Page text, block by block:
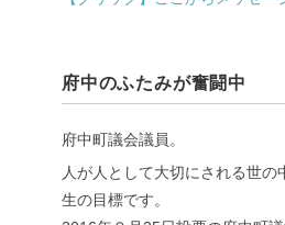
府中のふたみが奮闘中
府中町議会議員。
人が人として大切にされる世の
生の目標です。